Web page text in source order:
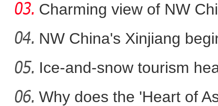
新疆巩留：赛马场上的
Charming view of NW
NW China's Xinjiang
Ice-and-snow tourism
Why does the 'Heart of